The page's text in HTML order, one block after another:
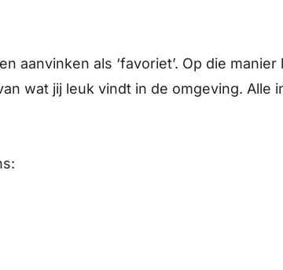
aanvinken als ‘favoriet’. Op die
wat jij leuk vindt in de omgeving. Alle